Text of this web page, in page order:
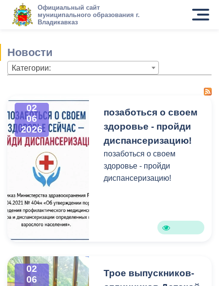
Официальный сайт
муниципального образования г.
Владикавказ
Новости
Категории:
02
06
2026
позаботься о своем
здоровье - пройди
диспансеризацию!
позаботься о своем
здоровье - пройди
диспансеризацию!
02
06
Трое выпускников-